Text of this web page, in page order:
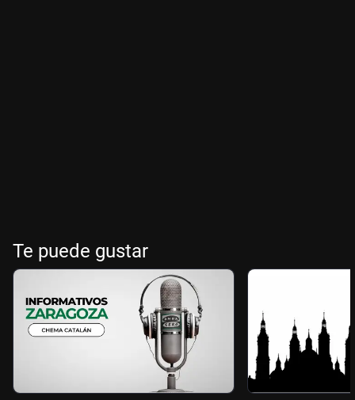
Te puede gustar